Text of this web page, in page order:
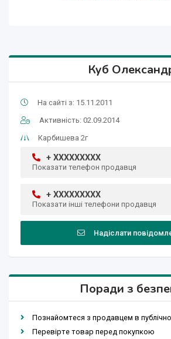
Куб
На сайті з: 15.11.2011
Активність: 02.09.2014
Карбишева 2г
+ XXXXXXXXX
Показати телефон продавця
+ XXXXXXXXX
Показати інші телефони продавця
Надіслати
Поради з
Познайомтеся з продавцем в
Перевірте товар перед покупкою